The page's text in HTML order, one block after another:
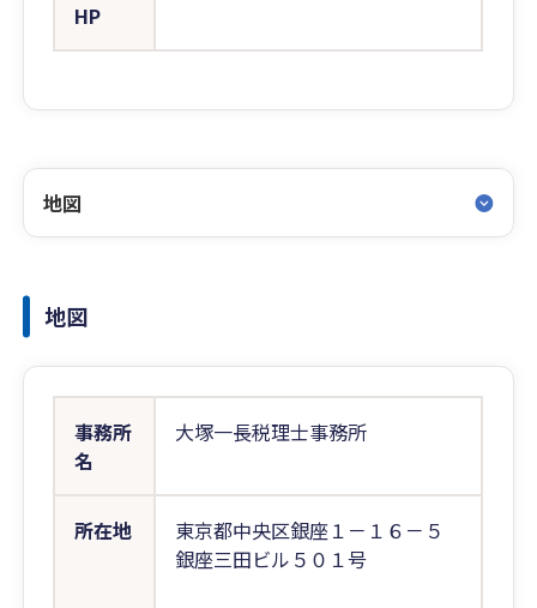
HP
地図
地図
事務所
名
大塚一長税理士事務所
所在地
東京都中央区銀座１－１６－５
銀座三田ビル５０１号